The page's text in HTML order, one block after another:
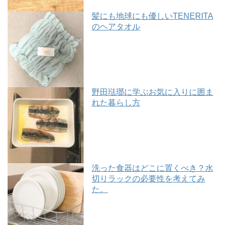
髪にも地球にも優しいTENERITA
のヘアタオル
野田琺瑯に学ぶお気に入りに囲ま
れた暮らし方
洗った食器はどこに置くべき？水
切りラックの必要性を考えてみ
た。